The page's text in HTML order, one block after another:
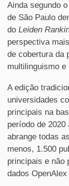
Ainda segundo
de São Paulo
do Leiden
perspectiva
de cobertura da
multilinguismo e
A edição
universidades
principais na
período de
abrange todas
menos, 1.500
principais e não
dados